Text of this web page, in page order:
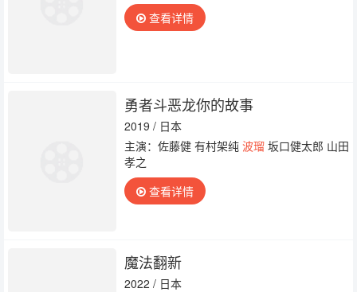
查看详情
勇者斗恶龙你的故事
2019 / 日本
主演：佐藤健 有村架纯 波瑠坂口健太郎 山田
孝之
查看详情
魔法翻新
2022 / 日本